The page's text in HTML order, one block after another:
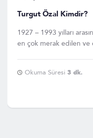
Turgut Özal Kimdir?
1927 – 1993 yılları
en çok merak edilen ve
Okuma Süresi 3 dk.